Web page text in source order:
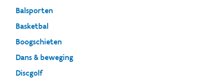
Balsporten
Basketbal
Boogschieten
Dans & beweging
Discgolf